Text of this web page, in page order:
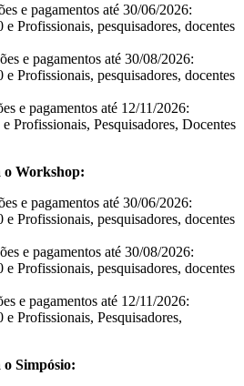
e pagamentos até 30/06/2026:
e Profissionais, pesquisadores, docentes
e pagamentos até 30/08/2026:
e Profissionais, pesquisadores, docentes
e pagamentos até 12/11/2026:
Profissionais, Pesquisadores, Docentes
o Workshop:
e pagamentos até 30/06/2026:
e Profissionais, pesquisadores, docentes
e pagamentos até 30/08/2026:
e Profissionais, pesquisadores, docentes
e pagamentos até 12/11/2026:
e Profissionais, Pesquisadores,
o Simpósio: